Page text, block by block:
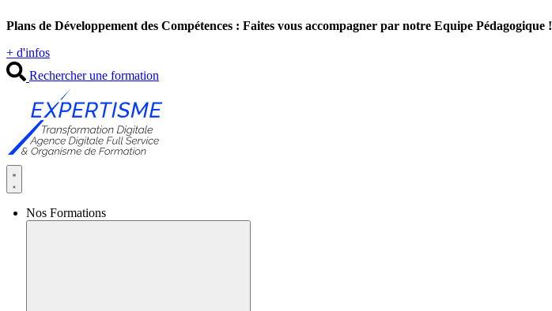
au
Plans de Développement des Compétences : Faites vous accompagner par notre Equipe Pédagogique !
+ d'infos
Rechercher une formation
Nos Formations